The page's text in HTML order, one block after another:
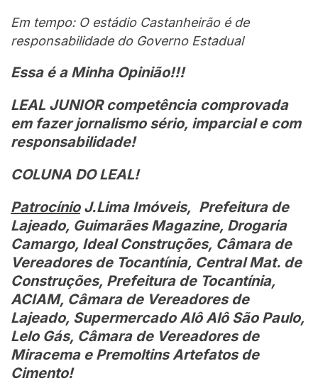
Em tempo: O estádio Castanheirão é de
responsabilidade do Governo Estadual
Essa é a Minha Opinião!!!
LEAL JUNIOR competência comprovada
em fazer jornalismo sério, imparcial e com
responsabilidade!
COLUNA DO LEAL!
PatrocínioJ.Lima Imóveis, Prefeitura de
Lajeado, Guimarães Magazine, Drogaria
Camargo, Ideal Construções, Câmara de
Vereadores de Tocantínia, Central Mat. de
Construções, Prefeitura de Tocantínia,
ACIAM, Câmara de Vereadores de
Lajeado, Supermercado Alô Alô São Paulo,
Lelo Gás, Câmara de Vereadores de
Miracema e Premoltins Artefatos de
Cimento!